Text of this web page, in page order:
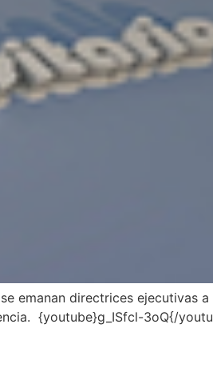
emanan directrices ejecutivas
{youtube}g_ISfcl-3oQ{/